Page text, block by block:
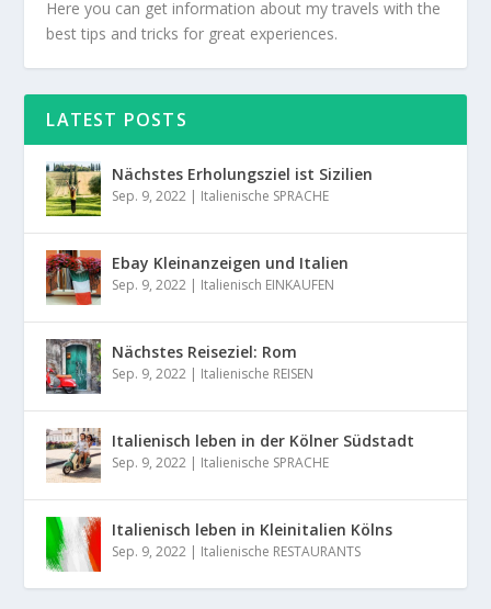
Here you can get information about my travels with the
best tips and tricks for great experiences.
LATEST POSTS
Nächstes Erholungsziel ist Sizilien
Sep. 9, 2022 | Italienische SPRACHE
Ebay Kleinanzeigen und Italien
Sep. 9, 2022 | Italienisch EINKAUFEN
Nächstes Reiseziel: Rom
Sep. 9, 2022 | Italienische REISEN
Italienisch leben in der Kölner Südstadt
Sep. 9, 2022 | Italienische SPRACHE
Italienisch leben in Kleinitalien Kölns
Sep. 9, 2022 | Italienische RESTAURANTS